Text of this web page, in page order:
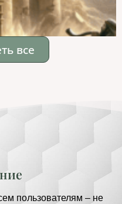
все
пользователям – не